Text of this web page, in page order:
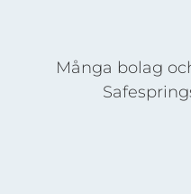
Många bolag